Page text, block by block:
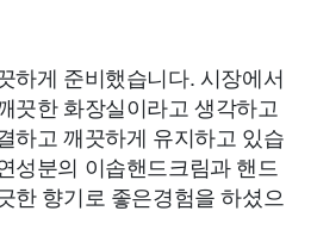
하게 준비했습니다. 시장에서
끗한 화장실이라고 생각하고
하고 깨끗하게 유지하고 있습
성분의 이솝핸드크림과 핸드
한 향기로 좋은경험을 하셨으